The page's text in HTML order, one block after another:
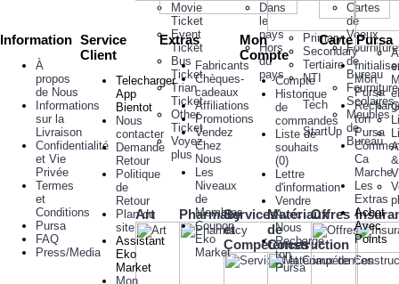
Movie
Ticket
Event
Ticket
Bus
Ticket
Trian
Ticket
Other
Ticket
Voyez
plus
Dans
le
pays
Hors
du
pays
Primary
Secondary
Tertiaire
NTI
-
Tech
-
StartUp
Cartes
de
Voeux
de
Bureau
Scolaires
Meubles
de
Bureau
&
Art PharmacyServices
et
Compétences
Matériaux
de
Construction
Offres
Information
À
propos
de Nous
Informations
sur la
Livraison
Confidentialité
et Vie
Privée
Termes
et
Conditions
Pursa
FAQ
Press/Media
Service
Client
Telecharger
App
Bientot
Nous
contacter
Demande
Retour
Politique
de
Retour
Plan du
site
Assistant
Eko
Market
Mon
Extras
Fabricants
Chèques-
cadeaux
Affiliations
Promotions
Vendez
Chez
Nous
Les
Niveaux
de
Membres
Coupon
Eko
Market
Mon
Compte
Compte
Historique
de
commandes
Liste de
souhaits
(0)
Lettre
d'information
Vendre
Avec
Nous
Recharge
ton
Pursa
Carte Pursa
Mon
Pursa
ton
Pursa
Ca
Marche
Les
Extras
Achat
Avec
Points